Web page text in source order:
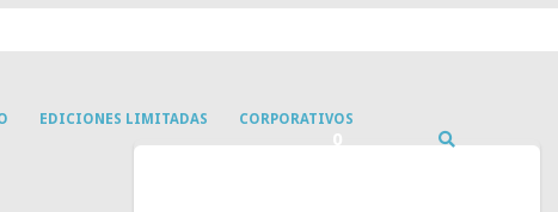
EDICIONES LIMITADAS CORPORATIVOS
0